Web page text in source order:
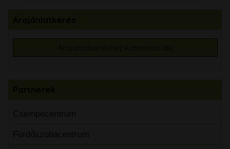
Csempecentrum
Fürdőszobacentrum